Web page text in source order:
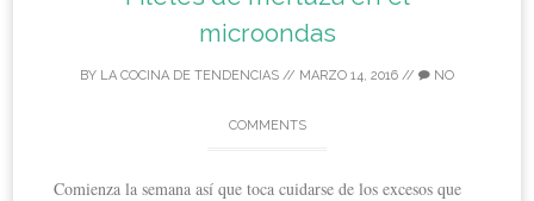
microondas
BY LA COCINA DE TENDENCIAS // MARZO 14, 2016 // NO
COMMENTS
Comienza la semana así que toca cuidarse de los excesos que